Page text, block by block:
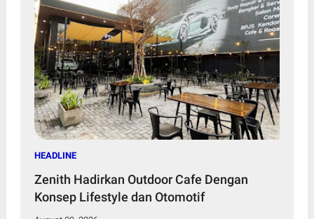
HEADLINE
Zenith Hadirkan Outdoor Cafe Dengan
Konsep Lifestyle dan Otomotif